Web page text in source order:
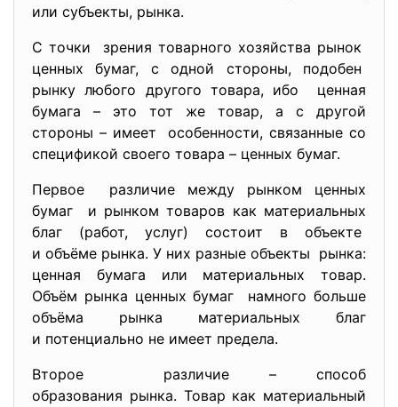
или субъекты, рынка.
С точки зрения товарного хозяйства рынок
ценных бумаг, с одной стороны, подобен
рынку любого другого товара, ибо ценная
бумага – это тот же товар, а с другой
стороны – имеет особенности, связанные со
спецификой своего товара – ценных бумаг.
Первое различие между рынком ценных
бумаг и рынком товаров как материальных
благ (работ, услуг) состоит в объекте
и объёме рынка. У них разные объекты рынка:
ценная бумага или материальных товар.
Объём рынка ценных бумаг намного больше
объёма рынка материальных благ
и потенциально не имеет предела.
Второе различие – способ
образования рынка. Товар как материальный